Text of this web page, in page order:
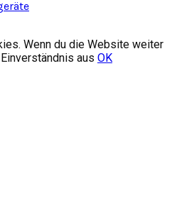
Wenn du die Website weiter
aus OK